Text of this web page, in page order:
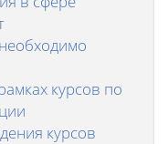
курсов по
курсов